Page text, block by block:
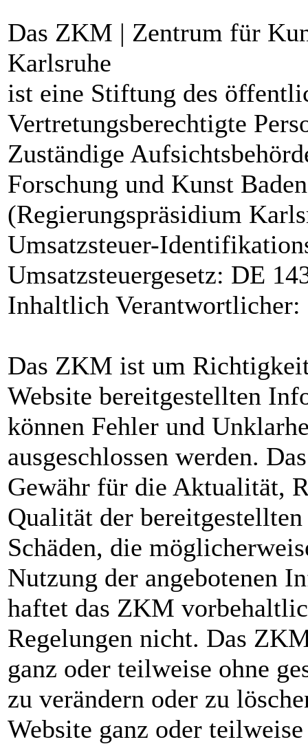
Das ZKM | Zentrum für
Karlsruhe
ist eine Stiftung des
Vertretungsberechtigte
Zuständige
Forschung und Kunst
(Regierungspräsidium
Umsatzsteuer-
Umsatzsteuergesetz: DE
Inhaltlich Verantwortlicher:
Das ZKM ist um
Website bereitgestellten
können Fehler und
ausgeschlossen werden.
Gewähr für die Aktualität,
Qualität der
Schäden, die
Nutzung der angebotenen
haftet das ZKM
Regelungen nicht. Das
ganz oder teilweise ohne
zu verändern oder zu
Website ganz oder